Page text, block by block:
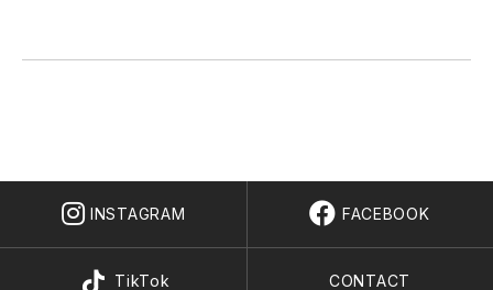
INSTAGRAM FACEBOOK
TikTok CONTACT